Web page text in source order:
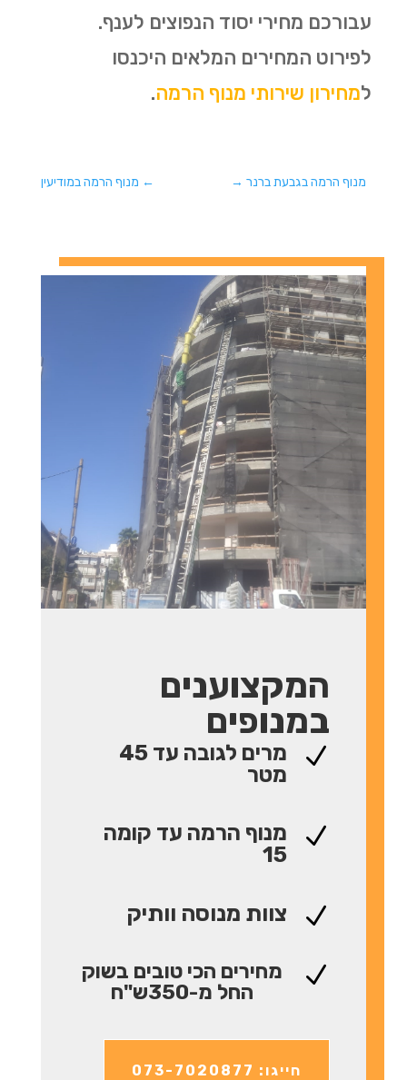
עבורכם מחירי יסוד הנפוצים לענף.
לפירוט המחירים המלאים היכנסו
למחירון שירותי מנוף הרמה.
← מנוף הרמה במודיעין מנוף הרמה בגבעת ברנר→
המקצוענים
במנופים
N
מרים לגובה עד 45
מטר
N
מנוף הרמה עד קומה
15
N צוות מנוסה וותיק
N
מחירים הכי טובים בשוק
החל מ-350ש"ח
חייגו: 073-7020877